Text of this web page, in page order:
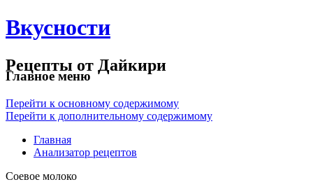
Вкусности
Рецепты от Дайкири
Главное меню
Перейти к основному содержимому
Перейти к дополнительному содержимому
Главная
Анализатор рецептов
Соевое молоко